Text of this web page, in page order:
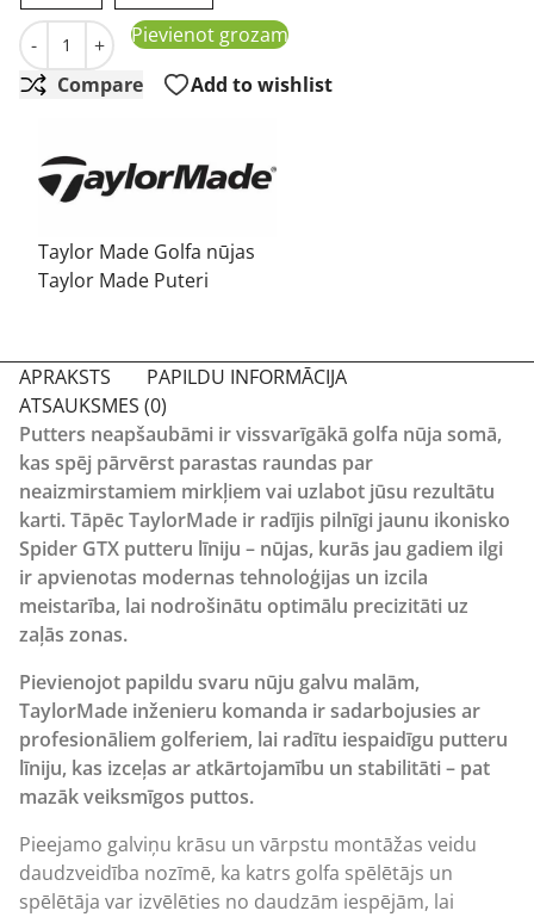
-
TaylorMade Spider GTX Women Putter Pink Single Bend
+
Pievienot grozam
Compare
Add to wishlist
Taylor Made Golfa nūjas
Taylor Made Puteri
APRAKSTS
PAPILDU INFORMĀCIJA
ATSAUKSMES (0)
Putters neapšaubāmi ir vissvarīgākā golfa nūja somā,
kas spēj pārvērst parastas raundas par
neaizmirstamiem mirkļiem vai uzlabot jūsu rezultātu
karti. Tāpēc TaylorMade ir radījis pilnīgi jaunu ikonisko
Spider GTX putteru līniju – nūjas, kurās jau gadiem ilgi
ir apvienotas modernas tehnoloģijas un izcila
meistarība, lai nodrošinātu optimālu precizitāti uz
zaļās zonas.
Pievienojot papildu svaru nūju galvu malām,
TaylorMade inženieru komanda ir sadarbojusies ar
profesionāliem golferiem, lai radītu iespaidīgu putteru
līniju, kas izceļas ar atkārtojamību un stabilitāti – pat
mazāk veiksmīgos puttos.
Pieejamo galviņu krāsu un vārpstu montāžas veidu
daudzveidība nozīmē, ka katrs golfa spēlētājs un
spēlētāja var izvēlēties no daudzām iespējām, lai